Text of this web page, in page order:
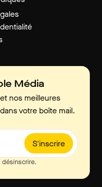
Média
nos meilleures
votre boîte mail.
S'inscrire